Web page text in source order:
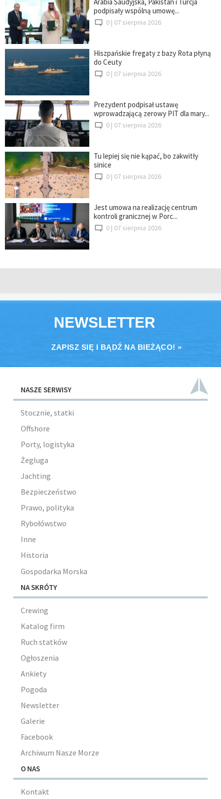
podpisały wspólną umowę...
0 | 07 sierpnia 2026
Hiszpańskie fregaty z bazy Rota płyną
do Ceuty
0 | 07 sierpnia 2026
Prezydent podpisał ustawę
wprowadzającą zerowy PIT dla mary...
0 | 07 sierpnia 2026
Tu lepiej się nie kąpać, bo zakwitły
sinice
0 | 07 sierpnia 2026
Jest umowa na realizację centrum
kontroli granicznej w Porc...
0 | 07 sierpnia 2026
NEWSLETTER
ZAPISZ SIĘ I BĄDŹ NA BIEŻĄCO! »
NASZE SERWISY
Stocznie, statki
Offshore
Porty, logistyka
Żegluga
Jachting
Bezpieczeństwo
Prawo, polityka
Rybołówstwo
Inne
Historia
Gospodarka Morska
NA SKRÓTY
Crewing
Katalog firm
Ruch statków
Ogłoszenia
Ankiety
Pogoda
Newsletter
Galerie
Facebook
Archiwum Nasze Morze
O NAS
Kontakt